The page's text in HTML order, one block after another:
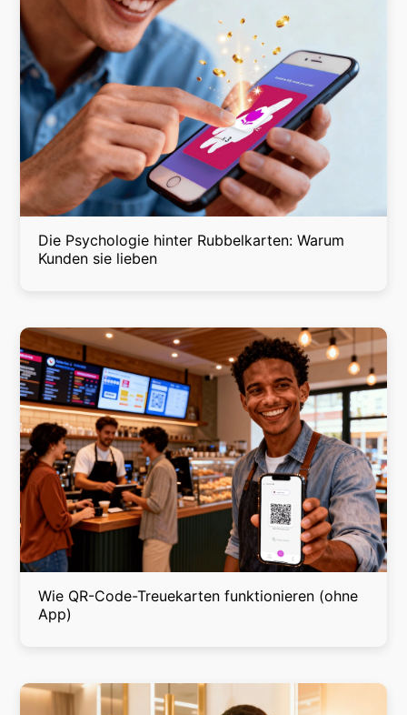
Die Psychologie hinter Rubbelkarten: Warum
Kunden sie lieben
Wie QR-Code-Treuekarten funktionieren (ohne
App)